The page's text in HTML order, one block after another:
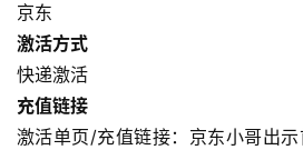
京东
激活方式
快递激活
充值链接
激活单页/充值链接：京东小哥出示